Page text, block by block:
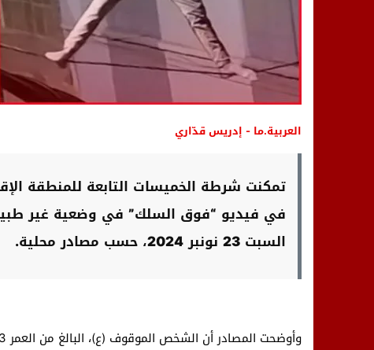
العربية.ما - إدريس قدّاري
تمكنت شرطة الخميسات التابعة للمنطقة
في فيديو “فوق السلك” في وضعية غير
السبت 23 نونبر 2024، حسب مصادر محلية.